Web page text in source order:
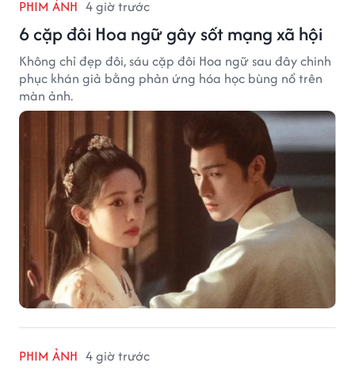
PHIM ẢNH 4 giờ trước
6 cặp đôi Hoa ngữ gây sốt mạng xã hội
Không chỉ đẹp đôi, sáu cặp đôi Hoa ngữ sau đây chinh
phục khán giả bằng phản ứng hóa học bùng nổ trên
màn ảnh.
PHIM ẢNH 4 giờ trước